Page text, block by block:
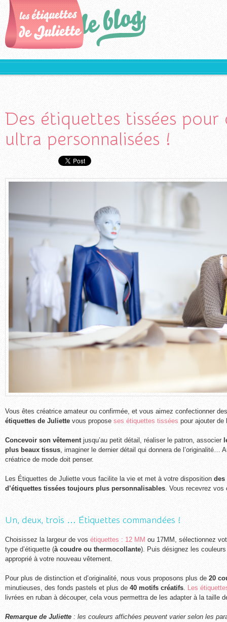
Des étiquettes tissées pour
ultra personnalisées !
Vous êtes créatrice amateur ou confirmée, et vous aimez confectionner
étiquettes de Juliette vous propose ses étiquettes tissées pour ajouter
Concevoir son vêtementjusqu’au petit détail, réaliser le patron, associer
plus beaux tissus, imaginer le dernier détail qui donnera de l’originalité…
créatrice de mode doit penser.
Les Étiquettes de Juliette vous facilite la vie et met à votre disposition des
d’étiquettes tissées toujours plus personnalisables. Vous recevrez vos
Un, deux, trois … Étiquettes commandées !
Choisissez la largeur de vos étiquettes : 12 MM ou 17MM, sélectionnez
type d’étiquette (à coudre ou thermocollante). Puis désignez les
approprié à votre nouveau vêtement.
Pour plus de distinction et d’originalité, nous vous proposons plus de 20
minutieuses, des fonds pastels et plus de 40 motifs créatifs. Les
livrées en ruban à découper, cela vous permettra de les adapter à la taille
Remarque de Juliette : les couleurs affichées peuvent varier selon les